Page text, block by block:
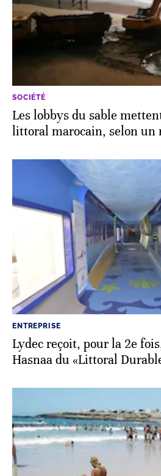
SOCIÉTÉ
Les lobbys du sable
littoral marocain, selon un
ENTREPRISE
Lydec reçoit, pour la 2e
Hasnaa du «Littoral